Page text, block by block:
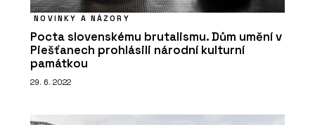
NOVINKY A NÁZORY
Pocta slovenskému brutalismu. Dům umění v
Piešťanech prohlásili národní kulturní
památkou
29. 6. 2022